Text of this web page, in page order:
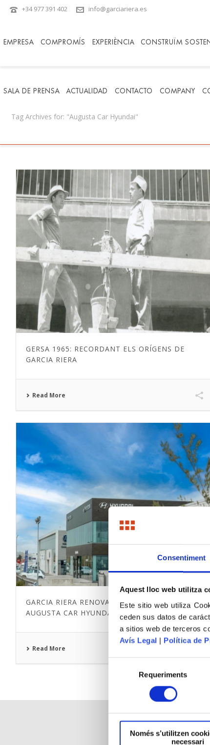
Consentiment
Aquest lloc web utilitza
Este sitio web utiliza
ceden sus datos de
a sitios web de terceros
Avís Legal | Política de
Requeriments
Només s’utilitzen
necessari
+34 977 391 402 info@garciariera.es
EMPRESA COMPROMÍS EXPERIÈNCIA CONSTRUÏM
SALA DE PRENSA ACTUALIDAD CONTACTO COMPANY
Tag Archives for: "Augusta Car Hyundai"
GERSA 1965: RECORDANT ELS ORÍGENS DE
GARCIA RIERA
Read More
GARCIA RIERA RENOVATES THE OFFICIAL
AUGUSTA CAR HYUNDAI DEALERSHIP
Read More